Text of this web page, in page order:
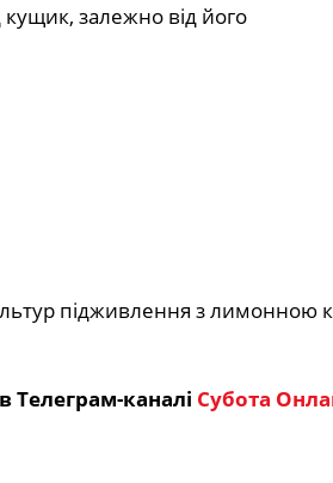
кущик, залежно від його
підживлення з лимонною
каналі Субота